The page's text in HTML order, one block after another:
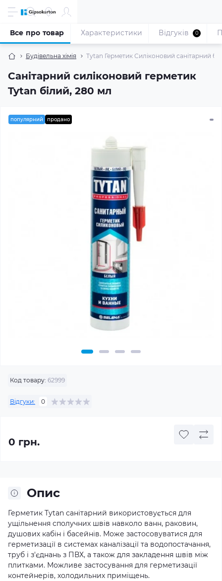
Будівельна хімія Tytan Герметик Силіконовий санітарний
Санітарний силіконовий герметик
Tytan білий, 280 мл
Все про товар Характеристики Відгуків 0
популярний продано
Код товару: 62999
Відгуки: 0
0 грн.
Опис
Герметик Tytan санітарний використовується для
ущільнення сполучних швів навколо ванн, раковин,
душових кабін і басейнів. Може застосовуватися для
герметизації в системах каналізації та водопостачання,
труб і з'єднань з ПВХ, а також для закладення швів між
плитками. Можливе застосування для герметизації
контейнерів, холодильних приміщень.